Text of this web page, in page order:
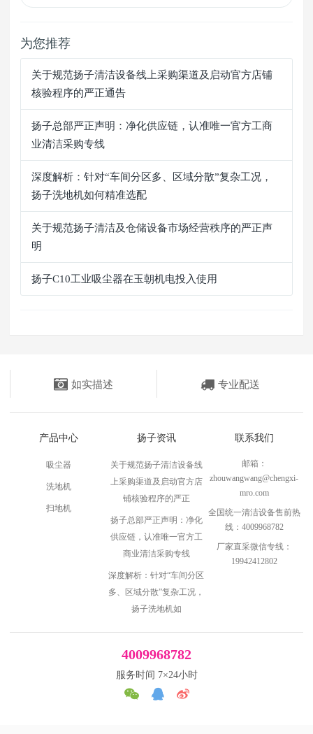
为您推荐
关于规范扬子清洁设备线上采购渠道及启动官方店铺
核验程序的严正通告
扬子总部严正声明：净化供应链，认准唯一官方工商
业清洁采购专线
深度解析：针对“车间分区多、区域分散”复杂工况，
扬子洗地机如何精准选配
关于规范扬子清洁及仓储设备市场经营秩序的严正声
明
扬子C10工业吸尘器在玉朝机电投入使用
如实描述 专业配送
产品中心
吸尘器
洗地机
扫地机
扬子资讯
关于规范扬子清洁设备线
上采购渠道及启动官方店
铺核验程序的严正
扬子总部严正声明：净化
供应链，认准唯一官方工
商业清洁采购专线
深度解析：针对“车间分区
多、区域分散”复杂工况，
扬子洗地机如
联系我们
邮箱：
zhouwangwang@chengxi-
mro.com
全国统一清洁设备售前热
线：4009968782
厂家直采微信专线：
19942412802
4009968782
服务时间 7×24小时